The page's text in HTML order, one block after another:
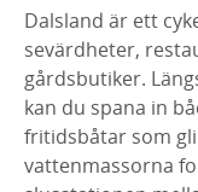
Dalsland är ett
sevärdheter,
gårdsbutiker.
kan du spana in
fritidsbåtar som
vattenmassorna